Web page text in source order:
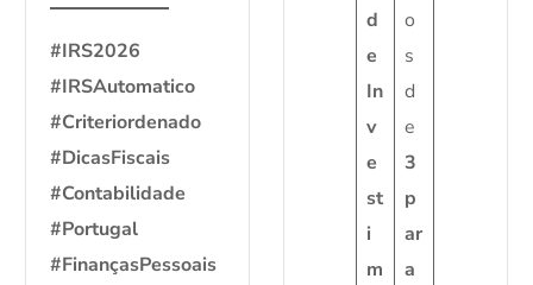
#IRS2026
#IRSAutomatico
#Criteriordenado
#DicasFiscais
#Contabilidade
#Portugal
#FinançasPessoais
d
e
In
v
e
st
i
m
o
s
d
e
3
p
ar
a